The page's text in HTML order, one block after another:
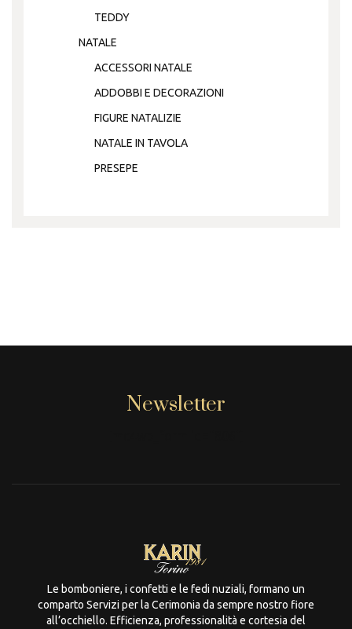
TEDDY
NATALE
ACCESSORI NATALE
ADDOBBI E DECORAZIONI
FIGURE NATALIZIE
NATALE IN TAVOLA
PRESEPE
Newsletter
Le bomboniere, i confetti e le fedi nuziali, formano un
comparto Servizi per la Cerimonia da sempre nostro fiore
all’occhiello. Efficienza, professionalità e cortesia del